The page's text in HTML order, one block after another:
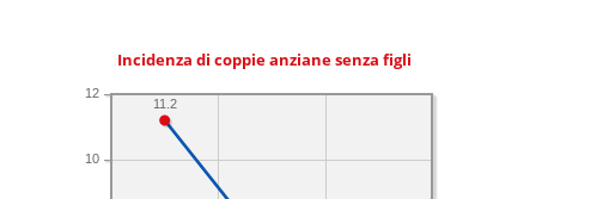
Incidenza di coppie anziane senza figli
10
12
11.2